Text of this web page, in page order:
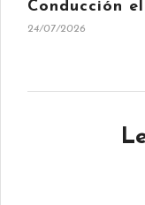
Conducción
24/07/2026